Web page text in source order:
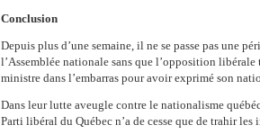
Conclusion
Depuis plus d’une semaine, il ne se passe pas une
l’Assemblée nationale sans que l’opposition libérale
ministre dans l’embarras pour avoir exprimé son
Dans leur lutte aveugle contre le nationalisme
Parti libéral du Québec n’a de cesse que de trahir les